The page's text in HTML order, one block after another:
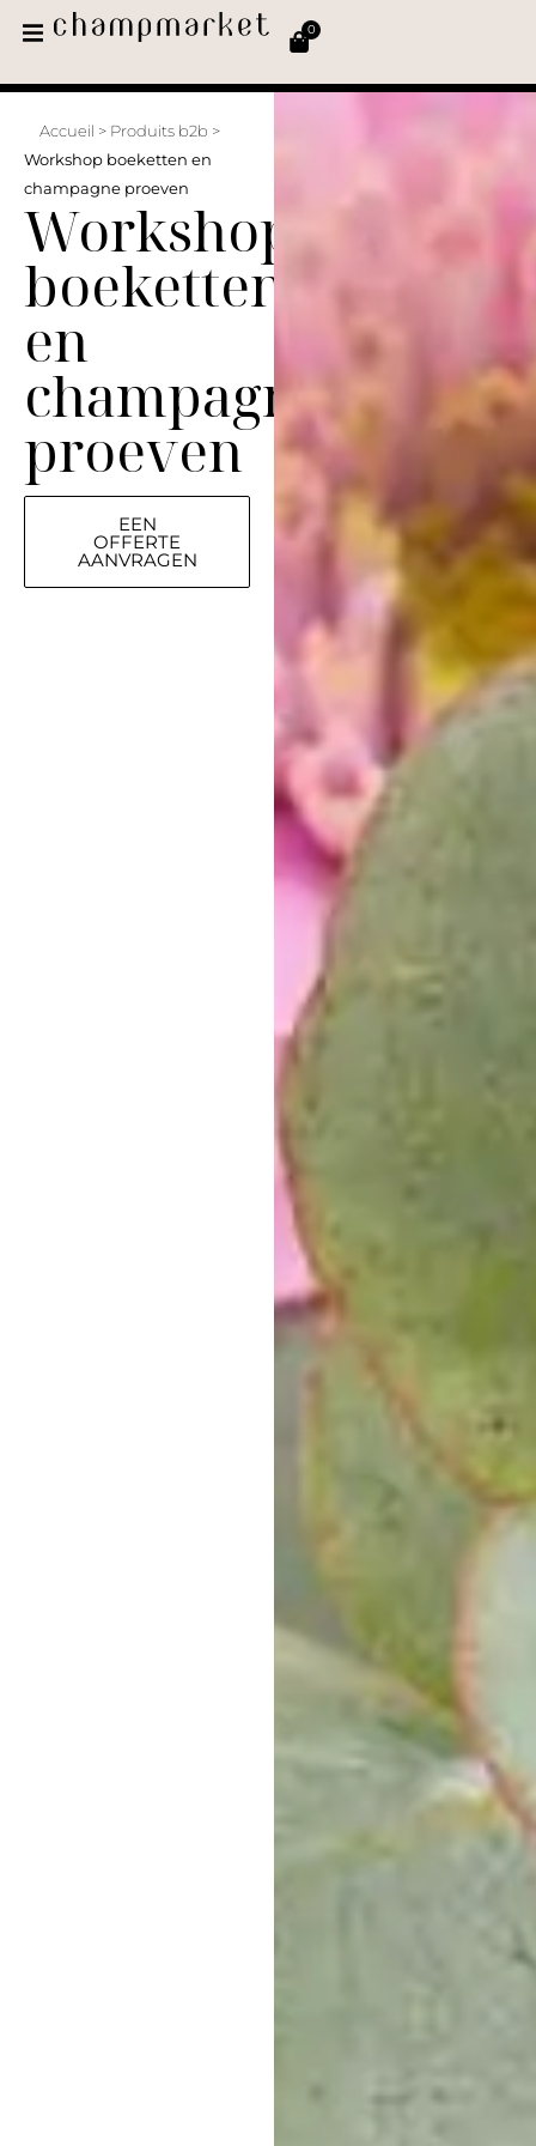
0
Accueil > Produits b2b >
Workshop boeketten en
champagne proeven
Workshop
boeketten
en
champagne
proeven
EEN
OFFERTE
AANVRAGEN